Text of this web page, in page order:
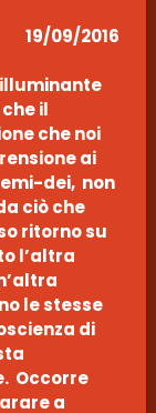
19/09/2016
il
che noi
ai
dei, non
ciò che
ritorno su
l’altra
le stesse
di
Occorre
a